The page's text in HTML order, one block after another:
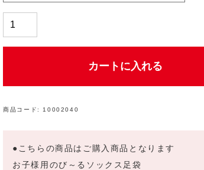
お
様
ッ
[販
カートに入れる
商品コード: 10002040
●こちらの商品はご購入商品となります
お子様用のび～るソックス足袋